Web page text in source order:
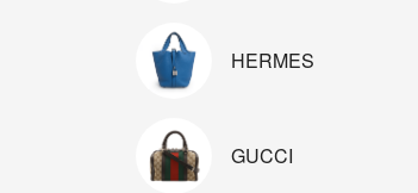
HERMES
GUCCI